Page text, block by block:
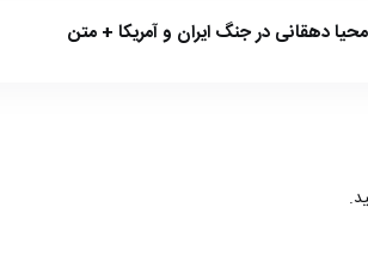
دهقانی در جنگ ایران و آمریکا + متن